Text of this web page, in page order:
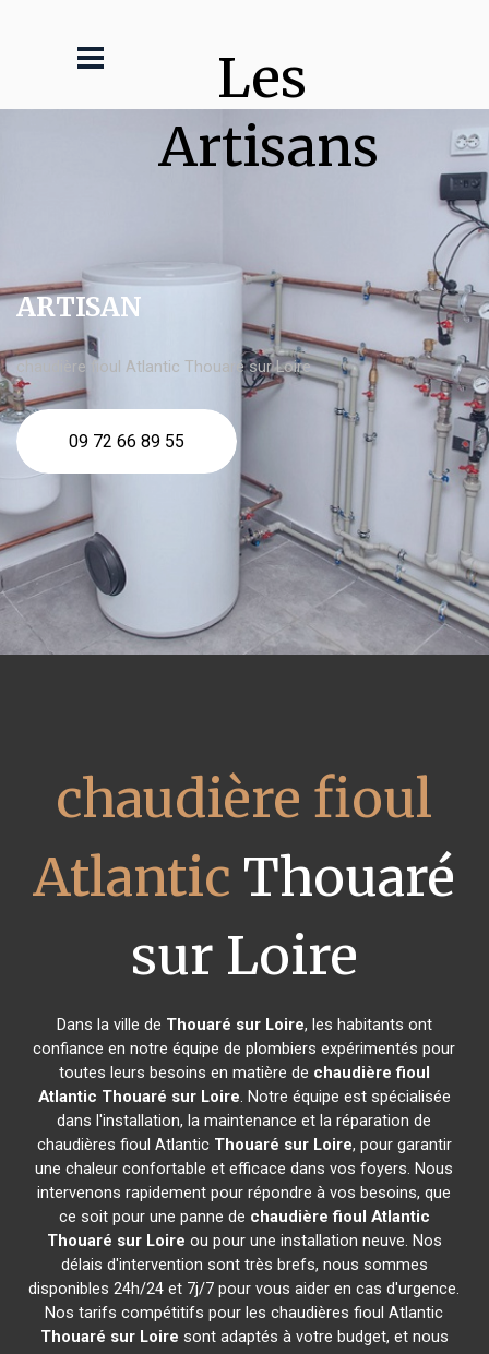
Les
Artisans
ARTISAN
chaudière fioul Atlantic Thouaré sur Loire
09 72 66 89 55
chaudière fioul
Atlantic Thouaré
sur Loire
Dans la ville de Thouaré sur Loire, les habitants ont
confiance en notre équipe de plombiers expérimentés pour
toutes leurs besoins en matière de chaudière fioul
Atlantic Thouaré sur Loire. Notre équipe est spécialisée
dans l'installation, la maintenance et la réparation de
chaudières fioul Atlantic Thouaré sur Loire, pour garantir
une chaleur confortable et efficace dans vos foyers. Nous
intervenons rapidement pour répondre à vos besoins, que
ce soit pour une panne de chaudière fioul Atlantic
Thouaré sur Loire ou pour une installation neuve. Nos
délais d'intervention sont très brefs, nous sommes
disponibles 24h/24 et 7j/7 pour vous aider en cas d'urgence.
Nos tarifs compétitifs pour les chaudières fioul Atlantic
Thouaré sur Loire sont adaptés à votre budget, et nous